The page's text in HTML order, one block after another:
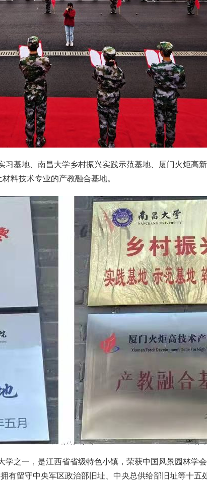
基地、南昌大学乡村振兴实践示范基地、厦门火炬高
料技术专业的产教融合基地。
之一，是江西省省级特色小镇，荣获中国风景园林学
有留守中央军区政治部旧址、中央总供给部旧址等十五